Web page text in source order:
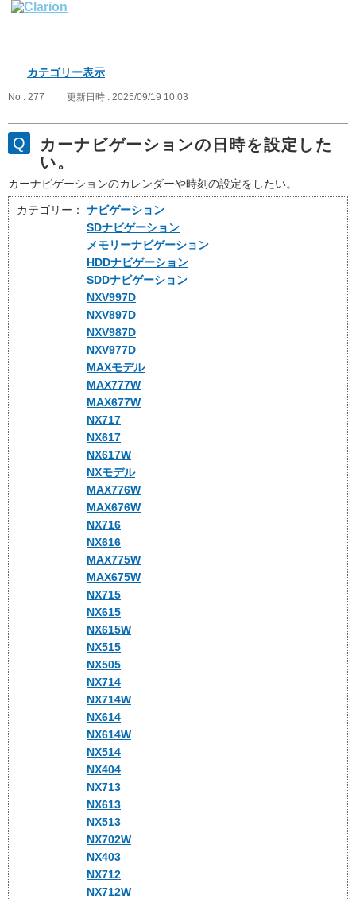
カテゴリー表示
No : 277 更新日時 : 2025/09/19 10:03
カーナビゲーションの日時を設定した
い。
カーナビゲーションのカレンダーや時刻の設定をしたい。
カテゴリー：
ナビゲーション
SDナビゲーション
メモリーナビゲーション
HDDナビゲーション
SDDナビゲーション
NXV997D
NXV897D
NXV987D
NXV977D
MAXモデル
MAX777W
MAX677W
NX717
NX617
NX617W
NXモデル
MAX776W
MAX676W
NX716
NX616
MAX775W
MAX675W
NX715
NX615
NX615W
NX515
NX505
NX714
NX714W
NX614
NX614W
NX514
NX404
NX713
NX613
NX513
NX702W
NX403
NX712
NX712W